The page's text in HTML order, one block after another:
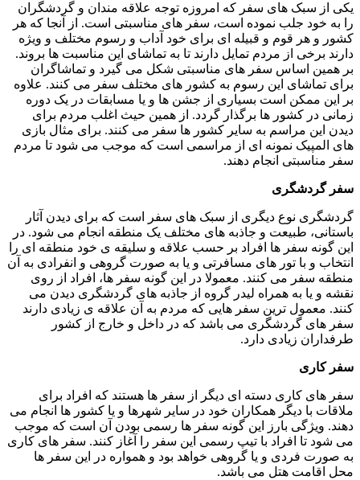
یکی از سبک های سفر که امروزه توجه علاقه مندان و گردشگران
را به خود جلب نموده است، سفر های مناسبتی است. از آنجا که هر
کشور و هر قوم و قبیله ای برای خود آداب و رسوم مختلف و ویژه
دارند برخی از مردم تمایل دارند تا به تماشای این مناسبت ها بروند.
بر همین اساس سفر های مناسبتی شکل می گیرد و تماشاگران
برای تماشای این رسوم به کشور های مختلف سفر می کنند. علاوه
بر این ممکن است بسیاری از جشن ها و یا مسابقات در یک دوره
زمانی در کشور ها برگذار گردد. از همین حیث اغلب مردم برای
دیدن این مراسم به سایر کشور ها سفر می کنند. برای مثال بازی
های المپیک نمونه ای از مراسمی است که موجب می شود تا مردم
سفر مناسبتی انجام دهند.
سفر گردشگری
گردشگری نوع دیگری از سبک های سفر است که برای دیدن آثار
باستانی، طبیعت و جاذبه های مختلف یک منطقه انجام می شود. در
این گونه سفر ها افراد بر حسب علاقه و سلیقه ی خود منطقه ای را
انتخاب و با تور های مسافرتی و یا به صورت گروهی و انفرادی به آن
منطقه سفر می کنند. معمولا در این گونه سفر ها، افراد از روی
نقشه و یا به همراه لیدر گروه از جاذبه های گردشگری دیدن می
کنند. معمول ترین سفر هایی که مردم به آن علاقه ی زیادی دارند
سفر های گردشگری می باشد که در داخل و خارج از کشور
طرفداران زیادی دارد.
سفر کاری
سفر های کاری دسته ای دیگر از سفر ها هستند که افراد برای
ملاقات با دیگر همکاران خود در سایر شهرها و یا کشور ها انجام می
دهند. ویژگی بارز این گونه سفر ها رسمی بودن آن است که موجب
می شود تا افراد با تیپ رسمی این سفر را آغاز کنند. سفر های کاری
به صورت فردی و یا گروهی خواهد بود و همواره در این سفر ها
محل اقامت هتل می باشد.